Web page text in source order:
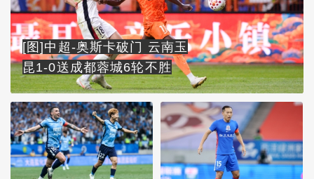
[图]中超-奥斯卡破门 云南玉
昆1-0送成都蓉城6轮不胜